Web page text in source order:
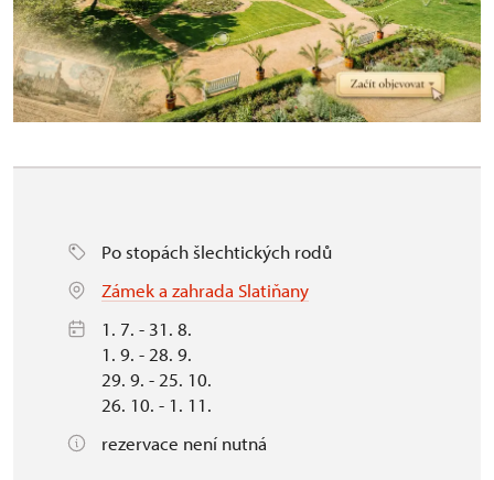
Po stopách šlechtických rodů
Zámek a zahrada Slatiňany
1. 7. - 31. 8.
1. 9. - 28. 9.
29. 9. - 25. 10.
26. 10. - 1. 11.
rezervace není nutná